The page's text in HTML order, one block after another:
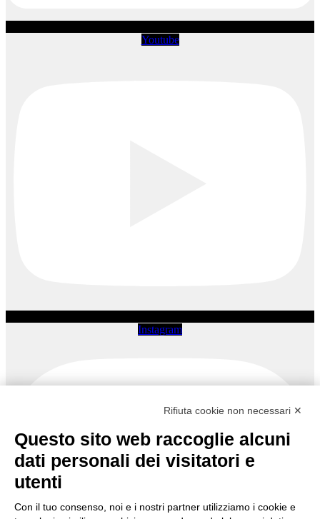
Youtube
Instagram
Rifiuta cookie non necessari ✕
Questo sito web raccoglie alcuni
dati personali dei visitatori e
utenti
Con il tuo consenso, noi e i nostri partner utilizziamo i cookie e